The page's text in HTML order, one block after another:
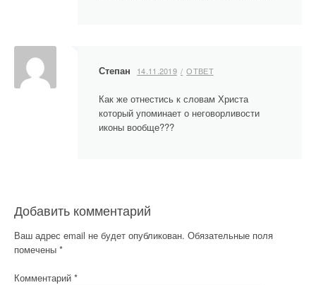
и
Степан 14.11.2019 ОТВЕТ
Как же отнестись к словам Христа
который упоминает о неговорливости
иконы вообще???
Добавить комментарий
Ваш адрес email не будет опубликован. Обязательные поля
помечены *
Комментарий *